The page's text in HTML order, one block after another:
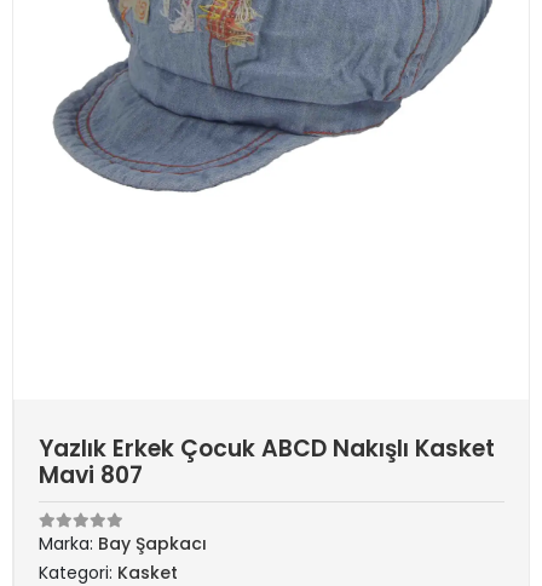
Yazlık Erkek Çocuk ABCD Nakışlı Kasket
Mavi 807
Marka: Bay Şapkacı
Kategori: Kasket